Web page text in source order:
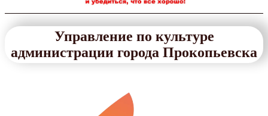
Управление по культуре
администрации города Прокопьевска